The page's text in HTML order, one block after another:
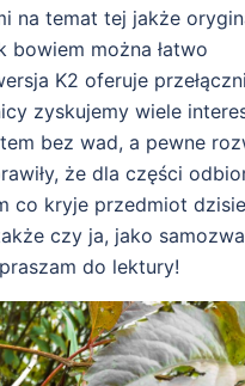
na temat tej jakże
bowiem można łatwo
K2 oferuje
zyskujemy wiele
bez wad, a pewne
że dla części
co kryje przedmiot
czy ja, jako
do lektury!